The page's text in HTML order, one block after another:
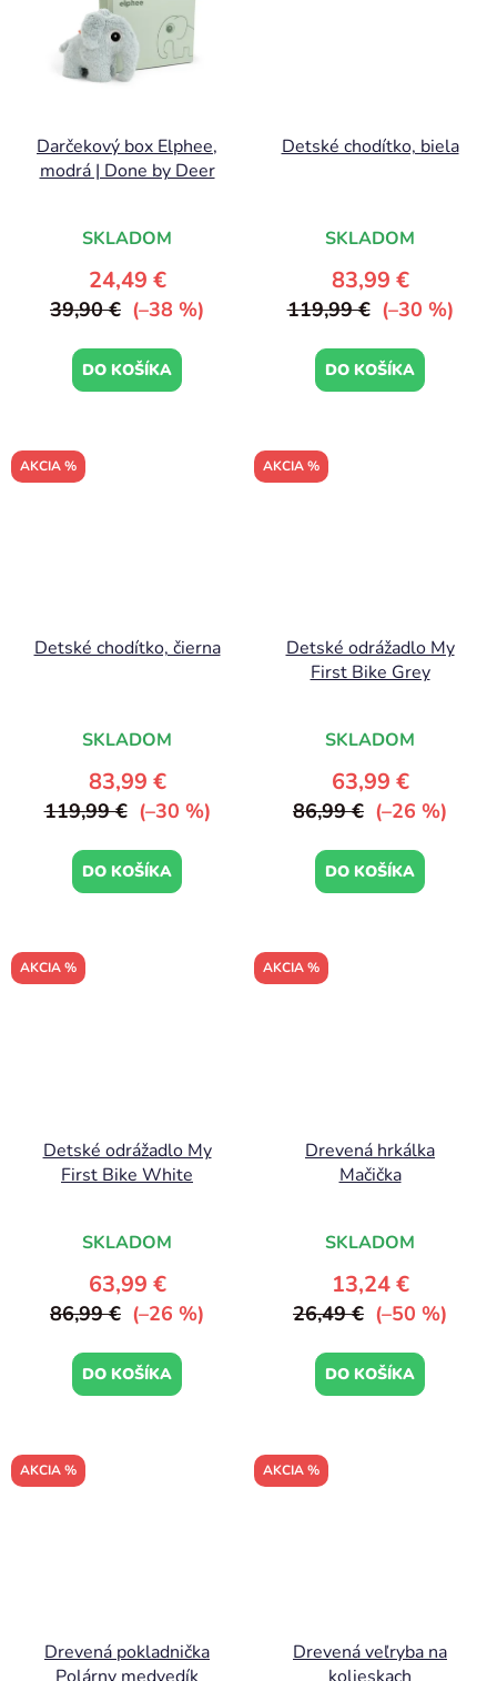
Darčekový box Elphee,
modrá | Done by Deer
SKLADOM
24,49 €
39,90 € (–38 %)
DO KOŠÍKA
Detské chodítko, biela
SKLADOM
83,99 €
119,99 € (–30 %)
DO KOŠÍKA
AKCIA %
Detské chodítko, čierna
SKLADOM
83,99 €
119,99 € (–30 %)
DO KOŠÍKA
AKCIA %
Detské odrážadlo My
First Bike Grey
SKLADOM
63,99 €
86,99 € (–26 %)
DO KOŠÍKA
AKCIA %
Detské odrážadlo My
First Bike White
SKLADOM
63,99 €
86,99 € (–26 %)
DO KOŠÍKA
AKCIA %
Drevená hrkálka
Mačička
SKLADOM
13,24 €
26,49 € (–50 %)
DO KOŠÍKA
AKCIA %
Drevená pokladnička
AKCIA %
Drevená veľryba na